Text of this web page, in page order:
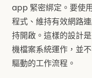
app 緊密綁定。要使
程式、維持有效網路
持開啟。這樣的設計
機檔案系統運作，並
驅動的工作流程。